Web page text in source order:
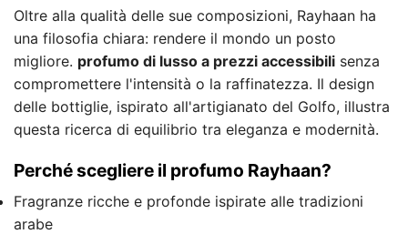
Oltre alla qualità delle sue composizioni, Rayhaan ha
una filosofia chiara: rendere il mondo un posto
migliore. profumo di lusso a prezzi accessibili senza
compromettere l'intensità o la raffinatezza. Il design
delle bottiglie, ispirato all'artigianato del Golfo, illustra
questa ricerca di equilibrio tra eleganza e modernità.
Perché scegliere il profumo Rayhaan?
Fragranze ricche e profonde ispirate alle tradizioni
arabe